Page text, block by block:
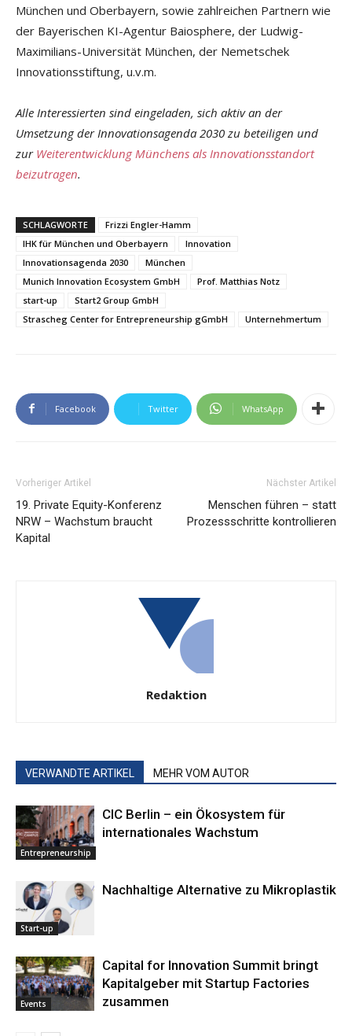
München und Oberbayern, sowie zahlreichen Partnern wie
der Bayerischen KI-Agentur Baiosphere, der Ludwig-
Maximilians-Universität München, der Nemetschek
Innovationsstiftung, u.v.m.
Alle Interessierten sind eingeladen, sich aktiv an der
Umsetzung der Innovationsagenda 2030 zu beteiligen und
zur Weiterentwicklung Münchens als Innovationsstandort
beizutragen.
SCHLAGWORTE
Frizzi Engler-Hamm
IHK für München und Oberbayern
Innovation
Innovationsagenda 2030
München
Munich Innovation Ecosystem GmbH
Prof. Matthias Notz
start-up
Start2 Group GmbH
Strascheg Center for Entrepreneurship gGmbH
Unternehmertum
Facebook Twitter WhatsApp
Vorheriger Artikel
19. Private Equity-Konferenz
NRW – Wachstum braucht
Kapital
Nächster Artikel
Menschen führen – statt
Prozessschritte kontrollieren
Redaktion
VERWANDTE ARTIKEL MEHR VOM AUTOR
Entrepreneurship
CIC Berlin – ein Ökosystem für
internationales Wachstum
Start-up
Nachhaltige ­Alternative zu Mikroplastik
Events
Capital for Innovation Summit bringt
Kapitalgeber mit Startup Factories
zusammen